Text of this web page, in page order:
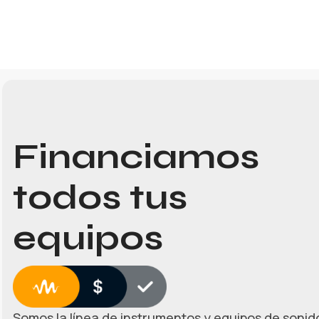
Financiamos
todos tus
equipos